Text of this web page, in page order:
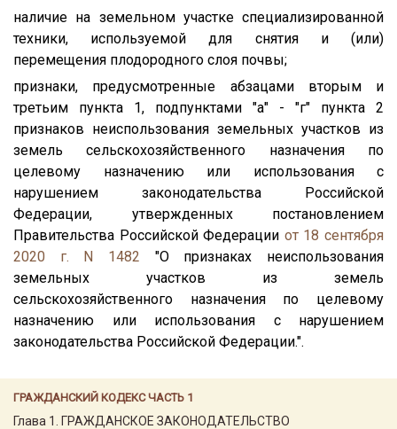
ГРАЖДАНСКИЙ КОДЕКС ЧАСТЬ 1
Глава 1. ГРАЖДАНСКОЕ ЗАКОНОДАТЕЛЬСТВО
наличие на земельном участке специализированной
техники, используемой для снятия и (или)
перемещения плодородного слоя почвы;
признаки, предусмотренные абзацами вторым и
третьим пункта 1, подпунктами "а" - "г" пункта 2
признаков неиспользования земельных участков из
земель сельскохозяйственного назначения по
целевому назначению или использования с
нарушением законодательства Российской
Федерации, утвержденных постановлением
Правительства Российской Федерации от 18 сентября
2020 г. N 1482 "О признаках неиспользования
земельных участков из земель
сельскохозяйственного назначения по целевому
назначению или использования с нарушением
законодательства Российской Федерации.".